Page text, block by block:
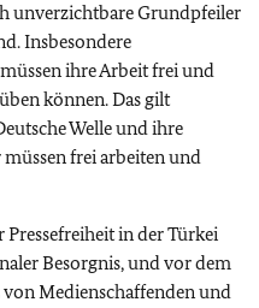
unverzichtbare Grundpfeiler
Insbesondere
ihre Arbeit frei und
können. Das gilt
Welle und ihre
frei arbeiten und
in der Türkei
Besorgnis, und vor dem
Medienschaffenden und